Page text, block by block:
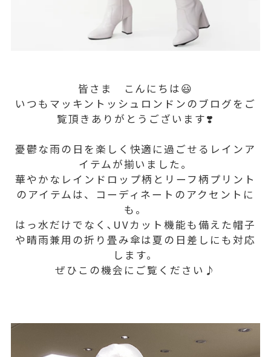
皆さま こんにちは😃
いつもマッキントッシュロンドンのブログをご
覧頂きありがとうございます❣️
憂鬱な雨の日を楽しく快適に過ごせるレインア
イテムが揃いました。
華やかなレインドロップ柄とリーフ柄プリント
のアイテムは、コーディネートのアクセントに
も。
はっ水だけでなく､UVカット機能も備えた帽子
や晴雨兼用の折り畳み傘は夏の日差しにも対応
します。
ぜひこの機会にご覧ください♪